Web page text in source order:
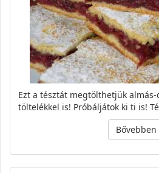
Ezt a tésztát megtölthetjük
töltelékkel is! Próbáljátok ki ti is!
Bővebben